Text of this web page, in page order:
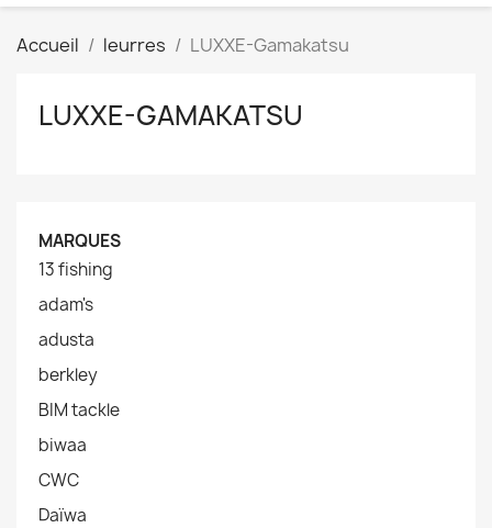
Accueil leurres LUXXE-Gamakatsu
LUXXE-GAMAKATSU
MARQUES
13 fishing
adam's
adusta
berkley
BIM tackle
biwaa
CWC
Daïwa